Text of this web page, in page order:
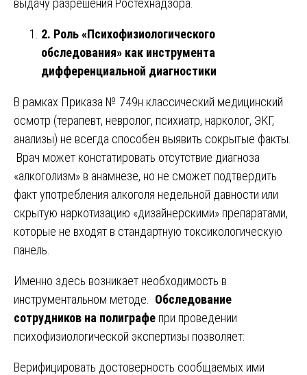
выдачу разрешения Ростехнадзора.
2. Роль «Психофизиологического
обследования» как инструмента
дифференциальной диагностики
В рамках Приказа № 749н классический медицинский
осмотр (терапевт, невролог, психиатр, нарколог, ЭКГ,
анализы) не всегда способен выявить сокрытые факты.
Врач может констатировать отсутствие диагноза
«алкоголизм» в анамнезе, но не сможет подтвердить
факт употребления алкоголя недельной давности или
скрытую наркотизацию «дизайнерскими» препаратами,
которые не входят в стандартную токсикологическую
панель.
Именно здесь возникает необходимость в
инструментальном методе. Обследование
сотрудников на полиграфе при проведении
психофизиологической экспертизы позволяет:
Верифицировать достоверность сообщаемых ими